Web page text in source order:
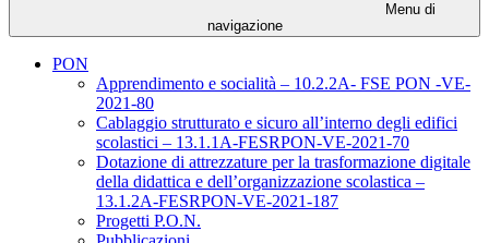
Menu di
navigazione
PON
Apprendimento e socialità – 10.2.2A- FSE PON -VE-
2021-80
Cablaggio strutturato e sicuro all’interno degli edifici
scolastici – 13.1.1A-FESRPON-VE-2021-70
Dotazione di attrezzature per la trasformazione digitale
della didattica e dell’organizzazione scolastica –
13.1.2A-FESRPON-VE-2021-187
Progetti P.O.N.